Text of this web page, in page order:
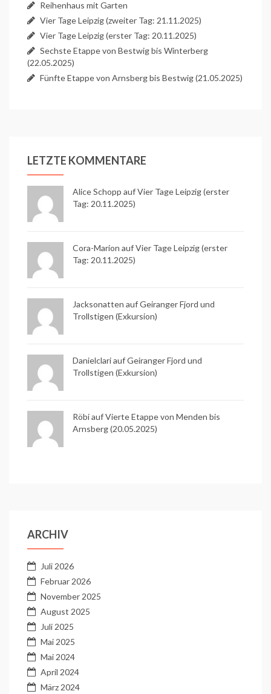
Reihenhaus mit Garten
Vier Tage Leipzig (zweiter Tag: 21.11.2025)
Vier Tage Leipzig (erster Tag: 20.11.2025)
Sechste Etappe von Bestwig bis Winterberg
(22.05.2025)
Fünfte Etappe von Arnsberg bis Bestwig (21.05.2025)
LETZTE KOMMENTARE
Alice Schopp aufVier Tage Leipzig (erster
Tag: 20.11.2025)
Cora-Marion aufVier Tage Leipzig (erster
Tag: 20.11.2025)
Jacksonatten aufGeiranger Fjord und
Trollstigen (Exkursion)
Danielclari aufGeiranger Fjord und
Trollstigen (Exkursion)
Röbi aufVierte Etappe von Menden bis
Arnsberg (20.05.2025)
ARCHIV
Juli 2026
Februar 2026
November 2025
August 2025
Juli 2025
Mai 2025
Mai 2024
April 2024
März 2024